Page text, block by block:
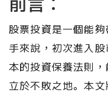
股票投資是一個能
手來說，初次進入
本的投資保養法則
立於不敗之地。本